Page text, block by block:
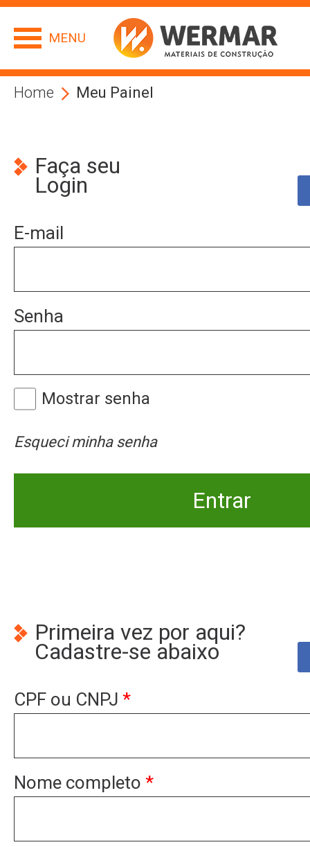
MENU
Home Meu Painel
Faça seu
Login
E-mail
Senha
Mostrar senha
Esqueci minha senha
Entrar
Primeira vez por aqui?
Cadastre-se abaixo
CPF ou CNPJ *
Nome completo *